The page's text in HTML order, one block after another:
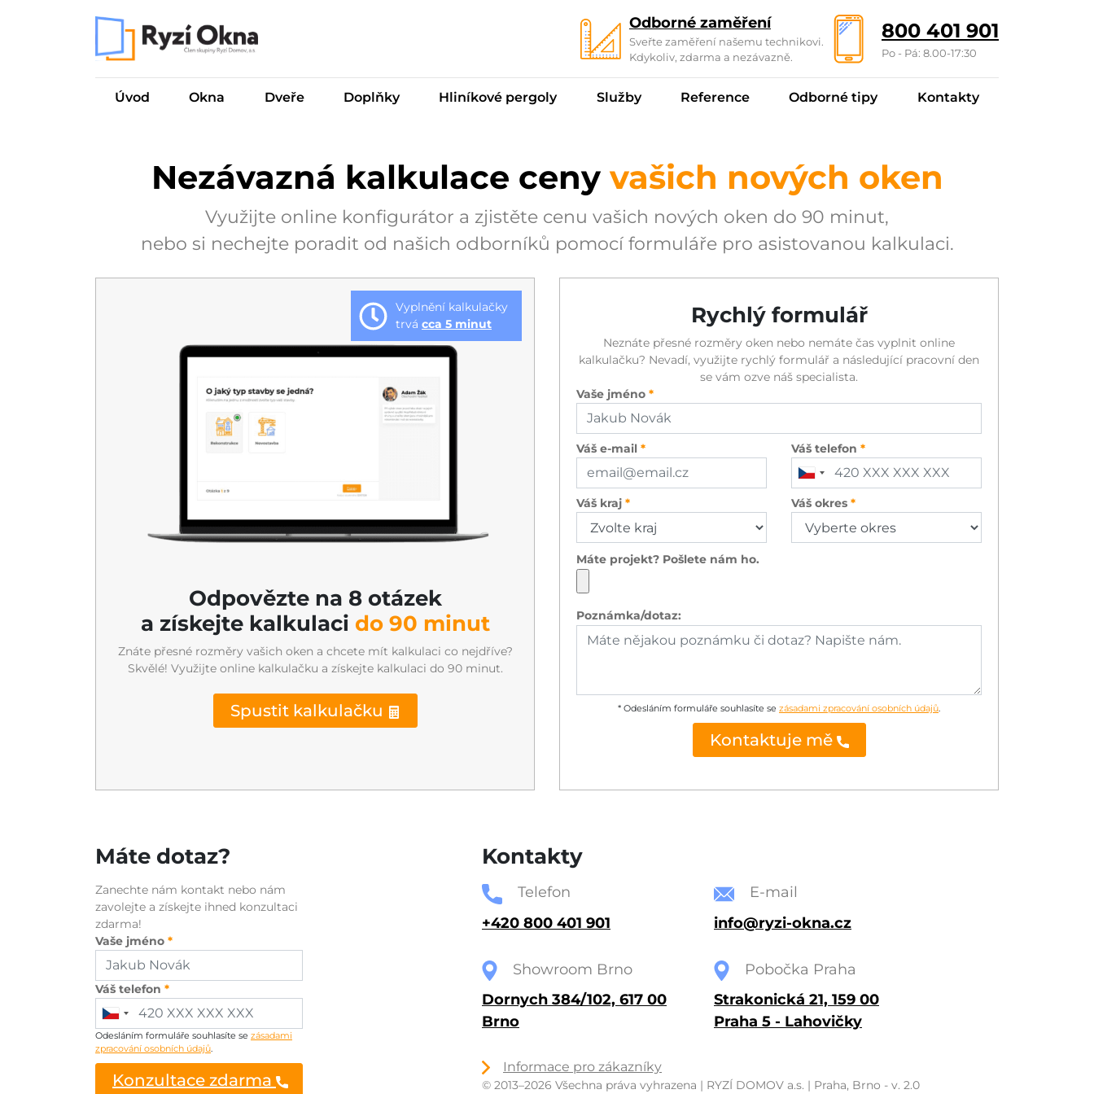
Odborné zaměření
Sveřte zaměření našemu technikovi.
Kdykoliv, zdarma a nezávazně.
800 401 901
Po - Pá: 8.00-17:30
Úvod Okna Dveře Doplňky Hliníkové pergoly Služby Reference Odborné tipy Kontakty
Nezávazná kalkulace cenyvašich nových oken
Využijte online konfigurátor a zjistěte cenu vašich nových oken do 90 minut,
nebo si nechejte poradit od našich odborníků pomocí formuláře pro asistovanou kalkulaci.
Vyplnění kalkulačky
trvá cca 5 minut
Odpovězte na 8 otázek
a získejte kalkulaci do 90 minut
Znáte přesné rozměry vašich oken a chcete mít kalkulaci co nejdříve?
Skvělé! Využijte online kalkulačku a získejte kalkulaci do 90 minut.
Spustit kalkulačku
Rychlý formulář
Neznáte přesné rozměry oken nebo nemáte čas vyplnit online
kalkulačku? Nevadí, využijte rychlý formulář a následující pracovní den
se vám ozve náš specialista.
Vaše jméno
Váš e-mail Váš telefon
Váš kraj Váš okres
Máte projekt? Pošlete nám ho.
Poznámka/dotaz:
* Odesláním formuláře souhlasíte se zásadami zpracování osobních údajů.
Kontaktuje mě
Máte dotaz?
Zanechte nám kontakt nebo nám
zavolejte a získejte ihned konzultaci
zdarma!
Vaše jméno
Váš telefon
Odesláním formuláře souhlasíte se zásadami
zpracování osobních údajů.
Konzultace zdarma
Kontakty
Telefon
+420 800 401 901
E-mail
info@ryzi-okna.cz
Showroom Brno
Dornych 384/102, 617 00
Brno
Pobočka Praha
Strakonická 21, 159 00
Praha 5 - Lahovičky
Informace pro zákazníky
© 2013–2026 Všechna práva vyhrazena | RYZÍ DOMOV a.s. | Praha, Brno - v. 2.0